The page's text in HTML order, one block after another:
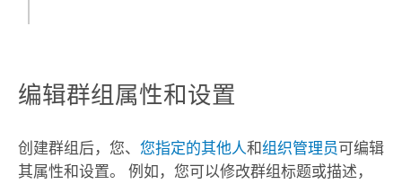
编辑群组属性和设置
创建群组后，您、 您指定的其他人和组织管理员可编辑
其属性和设置。 例如，您可以修改群组标题或描述，